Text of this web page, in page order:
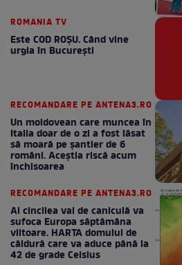
ROMANIA TV
Este COD ROŞU. Când vine
urgia în Bucureşti
RECOMANDARE PE ANTENA3.RO
Un moldovean care muncea în
Italia doar de o zi a fost lăsat
să moară pe şantier de 6
români. Aceștia riscă acum
închisoarea
RECOMANDARE PE ANTENA3.RO
Al cincilea val de caniculă va
sufoca Europa săptămâna
viitoare. HARTA domului de
căldură care va aduce până la
42 de grade Celsius